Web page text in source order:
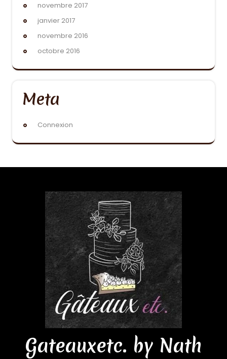
novembre 2017
janvier 2017
novembre 2016
octobre 2016
Meta
Connexion
Gateauxetc. by Nath